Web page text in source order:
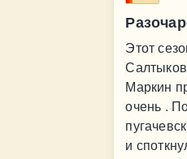
Этот
Маркин
очень .
и